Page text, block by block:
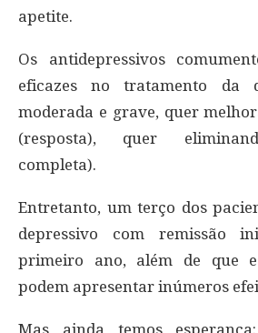
apetite.
Os antidepressivos
eficazes no tratamento da
moderada e grave, quer
(resposta), quer
completa).
Entretanto, um terço dos
depressivo com remissão
primeiro ano, além de que
podem apresentar inúmeros
Mas ainda temos